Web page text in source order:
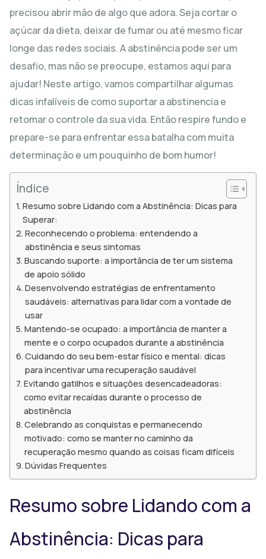
precisou abrir mão de algo que adora. Seja cortar o
açúcar da dieta, deixar de fumar ou até mesmo ficar
longe das redes sociais. A abstinência pode ser um
desafio, mas não se preocupe, estamos aqui para
ajudar! Neste artigo, vamos compartilhar algumas
dicas infalíveis de como suportar a abstinencia e
retomar o controle da sua vida. Então respire fundo e
prepare-se para enfrentar essa batalha com muita
determinação e um pouquinho de bom humor!
Índice
Resumo sobre Lidando com a Abstinência: Dicas para
Superar:
Reconhecendo o problema: entendendo a
abstinência e seus sintomas
Buscando suporte: a importância de ter um sistema
de apoio sólido
Desenvolvendo estratégias de enfrentamento
saudáveis: alternativas para lidar com a vontade de
usar
Mantendo-se ocupado: a importância de manter a
mente e o corpo ocupados durante a abstinência
Cuidando do seu bem-estar físico e mental: dicas
para incentivar uma recuperação saudável
Evitando gatilhos e situações desencadeadoras:
como evitar recaídas durante o processo de
abstinência
Celebrando as conquistas e permanecendo
motivado: como se manter no caminho da
recuperação mesmo quando as coisas ficam difíceis
Dúvidas Frequentes
Resumo sobre Lidando com a
Abstinência: Dicas para